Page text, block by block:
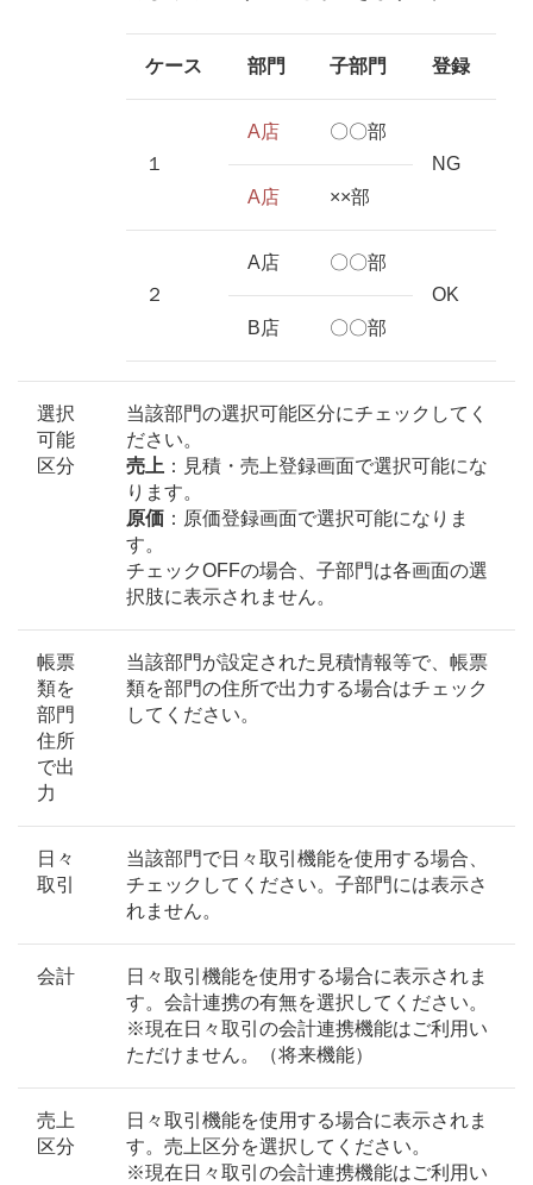
ケース 部門 子部門 登録
１
A店
〇〇部
NG
A店
××部
２
A店
〇〇部
OK
B店
〇〇部
選択
可能
区分
当該部門の選択可能区分にチェックしてく
ださい。
売上 ：見積・売上登録画面で選択可能にな
ります。
原価 ：原価登録画面で選択可能になりま
す。
チェックOFFの場合、子部門は各画面の選
択肢に表示されません。
帳票
類を
部門
住所
で出
力
当該部門が設定された見積情報等で、帳票
類を部門の住所で出力する場合はチェック
してください。
日々
取引
当該部門で日々取引機能を使用する場合、
チェックしてください。子部門には表示さ
れません。
会計
日々取引機能を使用する場合に表示されま
す。会計連携の有無を選択してください。
※現在日々取引の会計連携機能はご利用い
ただけません。（将来機能）
売上
区分
日々取引機能を使用する場合に表示されま
す。売上区分を選択してください。
※現在日々取引の会計連携機能はご利用い